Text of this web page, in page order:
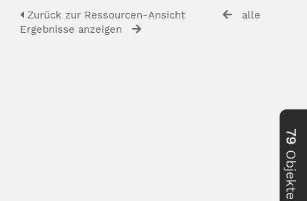
Zurück zur Ressourcen-Ansicht
alle
Ergebnisse anzeigen
79
Objekte